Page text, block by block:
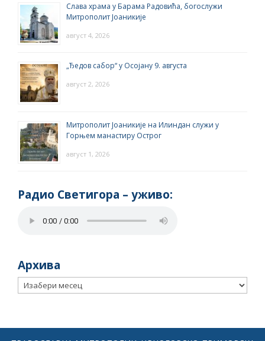
Слава храма у Барама Радовића, богослужи
Митрополит Јоаникије
август 4, 2026
„Ђедов сабор“ у Осојану 9. августа
август 2, 2026
Митрополит Јоаникије на Илиндан служи у
Горњем манастиру Острог
август 1, 2026
Радио Светигора – yживо:
Архива
Архива